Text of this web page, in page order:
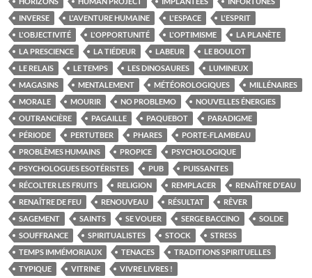
INVERSE
L'AVENTURE HUMAINE L'ESPACE
L'ESPRIT
L'OBJECTIVITÉ
L'OPPORTUNITÉ L'OPTIMISME
LA PLANÈTE
LA PRESCIENCE
LA TIÉDEUR LABEUR
LE BOULOT
LE RELAIS
LE TEMPS LES DINOSAURES
LUMINEUX
MAGASINS
MENTALEMENT MÉTÉOROLOGIQUES
MILLÉNAIRES
MORALE
MOURIR NO PROBLEMO
NOUVELLES ÉNERGIES
OUTRANCIÈRE
PAGAILLE PAQUEBOT
PARADIGME
PÉRIODE
PERTUTBER PHARES
PORTE-FLAMBEAU
PROBLÈMES HUMAINS
PROPICE
PSYCHOLOGIQUE
PSYCHOLOGUES ESOTÉRISTES
PUB
PUISSANTES
RÉCOLTER LES FRUITS
RELIGION REMPLACER
RENAÎTRE D'EAU
RENAÎTRE DE FEU
RENOUVEAU RÉSULTAT
RÊVER
SAGEMENT
SAINTS SE VOUER SERGE BACCINO
SOLDE
SOUFFRANCE
SPIRITUALISTES STOCK
STRESS
TEMPS IMMÉMORIAUX
TENACES
TRADITIONS SPIRITUELLES
TYPIQUE
VITRINE VIVRE LIVRES !